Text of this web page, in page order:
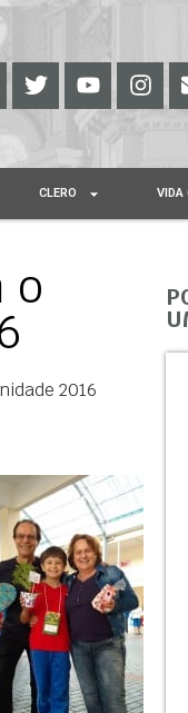
CLERO VIDA
o
2016